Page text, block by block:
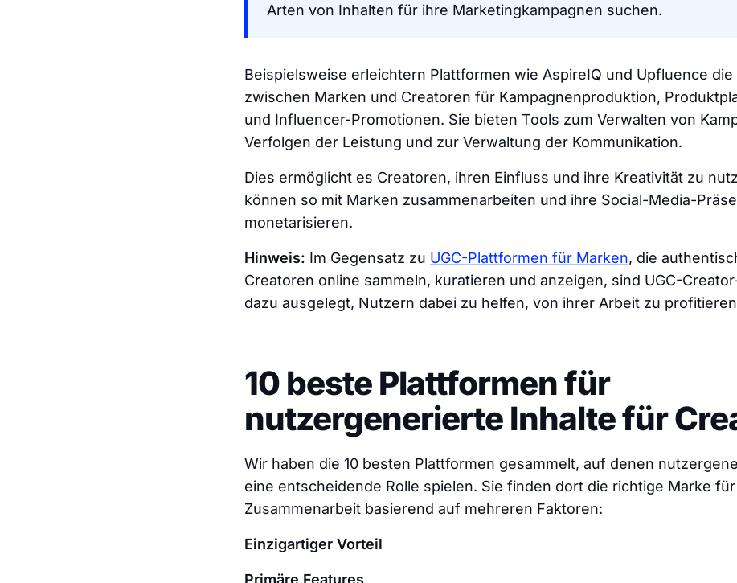
Arten von Inhalten für ihre Marketingkampagnen suchen.
Beispielsweise erleichtern Plattformen wie AspireIQ und Upfluence die
zwischen Marken und Creatoren für Kampagnenproduktion,
und Influencer-Promotionen. Sie bieten Tools zum Verwalten von
Verfolgen der Leistung und zur Verwaltung der Kommunikation.
Dies ermöglicht es Creatoren, ihren Einfluss und ihre Kreativität zu
können so mit Marken zusammenarbeiten und ihre Social-Media-
monetarisieren.
Hinweis: Im Gegensatz zu UGC-Plattformen für Marken, die
Creatoren online sammeln, kuratieren und anzeigen, sind UGC-
dazu ausgelegt, Nutzern dabei zu helfen, von ihrer Arbeit zu
10 beste Plattformen für
nutzergenerierte Inhalte für
Wir haben die 10 besten Plattformen gesammelt, auf denen
eine entscheidende Rolle spielen. Sie finden dort die richtige Marke
Zusammenarbeit basierend auf mehreren Faktoren:
Einzigartiger Vorteil
Primäre Features